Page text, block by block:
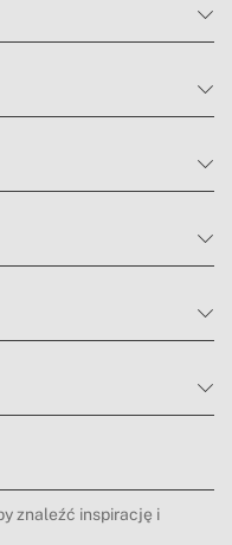
znaleźć inspirację i